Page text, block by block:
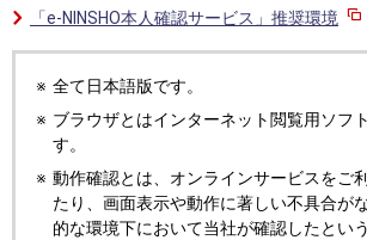
「e-NINSHO本人確認サービス」推奨環境
全て日本語版です。
ブラウザとはインターネット閲覧用ソフ
す。
動作確認とは、オンラインサービスをご
たり、画面表示や動作に著しい不具合が
的な環境下において当社が確認したとい